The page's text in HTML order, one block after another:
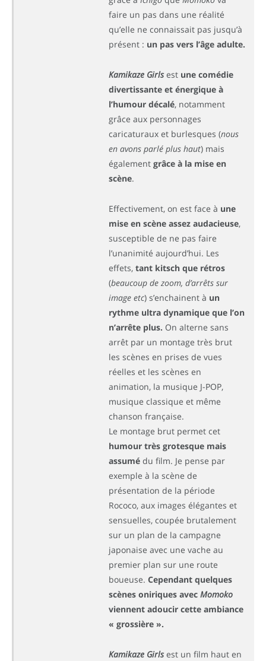
faire un pas dans une réalité
qu’elle ne connaissait pas jusqu’à
présent : un pas vers l’âge adulte.
Kamikaze Girlsest une comédie
divertissante et énergique à
l’humour décalé, notamment
grâce aux personnages
caricaturaux et burlesques (nous
en avons parlé plus haut) mais
également grâce à la mise en
scène.
Effectivement, on est face à une
mise en scène assez audacieuse,
susceptible de ne pas faire
l’unanimité aujourd’hui. Les
effets, tant kitsch que rétros
(beaucoup de zoom, d’arrêts sur
image etc) s’enchainent à un
rythme ultra dynamique que l’on
n’arrête plus. On alterne sans
arrêt par un montage très brut
les scènes en prises de vues
réelles et les scènes en
animation, la musique J-POP,
musique classique et même
chanson française.
Le montage brut permet cet
humour très grotesque mais
assumé du film. Je pense par
exemple à la scène de
présentation de la période
Rococo, aux images élégantes et
sensuelles, coupée brutalement
sur un plan de la campagne
japonaise avec une vache au
premier plan sur une route
boueuse. Cependant quelques
scènes oniriques avec Momoko
viennent adoucir cette ambiance
« grossière ».
Kamikaze Girlsest un film haut en